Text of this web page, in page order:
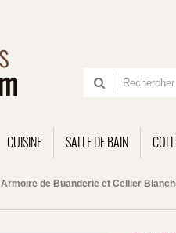
CUISINE SALLE DE BAIN
Armoire de Buanderie et Cellier